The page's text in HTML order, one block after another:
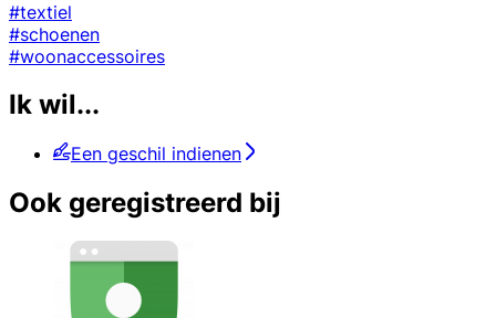
#textiel
#schoenen
#woonaccessoires
Ik wil...
Een geschil indienen
Ook geregistreerd bij